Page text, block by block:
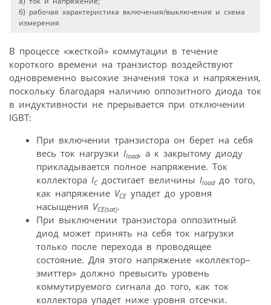
б) рабочая характеристика включения/выключения и схема
измерения
В процессе «жесткой» коммутации в течение
короткого времени на транзистор воздействуют
одновременно высокие значения тока и напряжения,
поскольку благодаря наличию оппозитного диода ток
в индуктивности не прерывается при отключении
IGBT:
При включении транзистора он берет на себя
весь ток нагрузки Iload, а к закрытому диоду
прикладывается полное напряжение. Ток
коллектора IC достигает величины Iloadдо того,
как напряжение VCE упадет до уровня
насыщения VCE(sat).
При выключении транзистора оппозитный
диод может принять на себя ток нагрузки
только после перехода в проводящее
состояние. Для этого напряжение «коллектор–
эмиттер» должно превысить уровень
коммутируемого сигнала до того, как ток
коллектора упадет ниже уровня отсечки.